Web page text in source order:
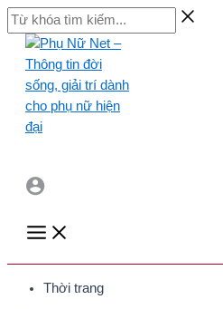
Skip
to
content
Từ
khóa
kiếm...
Main
Menu
Thời trang